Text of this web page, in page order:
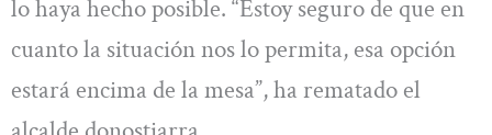
lo haya hecho posible. “Estoy seguro de que en
cuanto la situación nos lo permita, esa opción
estará encima de la mesa”, ha rematado el